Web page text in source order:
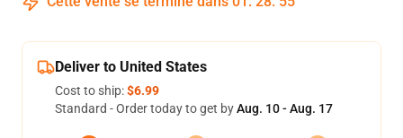
Deliver to United States
Cost to ship:$6.99
Standard - Order today to get byAug. 10 - Aug. 17